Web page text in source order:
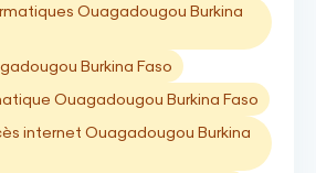
Ouagadougou Burkina
Burkina Faso
Ouagadougou Burkina Faso
internet Ouagadougou Burkina